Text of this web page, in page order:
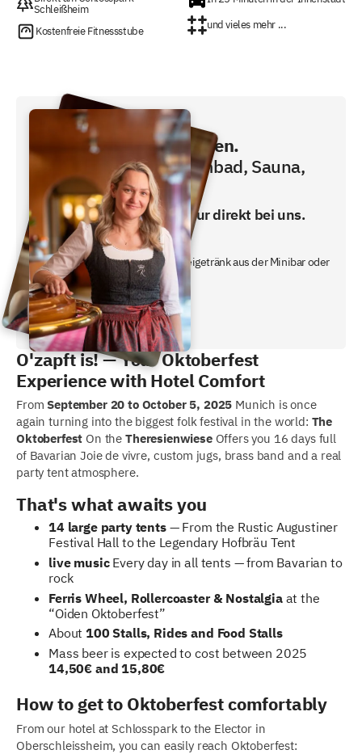
Schleißheim
Kostenfreie Fitnessstube
und vieles mehr ...
O'zapft is! — Your Oktoberfest
Experience with Hotel Comfort
FromSeptember 20 to October 5, 2025 Munich is once
again turning into the biggest folk festival in the world: The
Oktoberfest On the TheresienwieseOffers you 16 days full
of Bavarian Joie de vivre, custom jugs, brass band and a real
party tent atmosphere.
That's what awaits you
14 large party tents— From the Rustic Augustiner
Festival Hall to the Legendary Hofbräu Tent
live musicEvery day in all tents — from Bavarian to
rock
Ferris Wheel, Rollercoaster & Nostalgiaat the
“Oiden Oktoberfest”
About100 Stalls, Rides and Food Stalls
Mass beer is expected to cost between 2025
14,50€ and 15,80€
How to get to Oktoberfest comfortably
From our hotel at Schlosspark to the Elector in
Oberschleissheim, you can easily reach Oktoberfest:
Direkt buchen und sparen.
Frühstücken, Schwimmbad, Sauna,
Fitness inklusive!
Den besten Preis gibt es nur direkt bei uns.
- inklusive Frühstücksbuffet
- ein gratis nicht alkoholisches Freigetränk aus der Minibar oder
unserem Nachtbutler.
Jetzt Preis checken!